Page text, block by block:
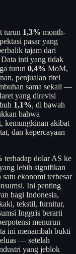
turun 1,3% month-
pasar yang
tajam dari
inti yang tidak
turun 0,4% MoM,
penjualan ritel
sama sekali —
yang direvisi
1,1%, di bawah
bahwa
kemungkinan akibat
dan kepercayaan
terhadap dolar AS ke
lebih signifikan
ekonomi terbesar
Ini penting
bagi Indonesia,
tekstil, furnitur,
Inggris berarti
menurun
ini menambah bukti
— setelah
yang jeblok